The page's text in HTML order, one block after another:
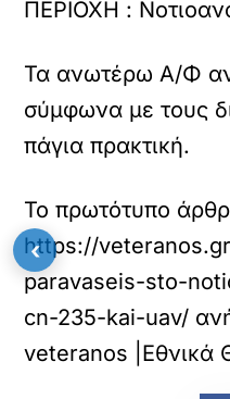
ΠΕΡΙΟΧΗ :
Τα ανωτέρω Α/Φ
σύμφωνα με τους
πάγια πρακτική.
Το πρωτότυπο
https://
paravaseis-sto-
cn-235-kai-uav/
veteranos |Εθνικά
‹